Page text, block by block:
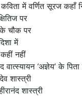
कविता में वर्णित सूरज कहाँ
पर
चौक पर
में
नहीं
वात्स्यायन ‘अज्ञेय’ के
शास्त्री
शास्त्री